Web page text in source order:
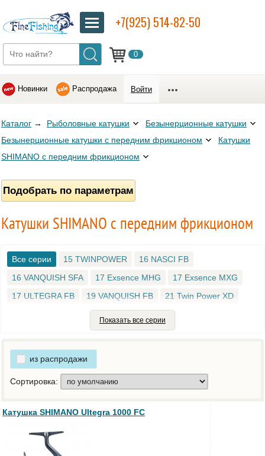
0
+7(925) 514-82-50
Новинки Распродажа Войти
Каталог → Рыболовные катушки
Безынерционные катушки
Безынерционные катушки с передним фрикционом
Катушки
SHIMANO с передним фрикционом
Подобрать по параметрам
Катушки SHIMANO с передним фрикционом
Все серии 15 TWINPOWER
16 NASCI FB
16 VANQUISH SFA
17 Exsence MHG
17 Exsence MXG
17 ULTEGRA FB
19 VANQUISH FB
21 Twin Power XD
Alivio FA ALIVIO FD
AX FB
CARDIFF CI4 Plus
Cazna FA
Exsence
NEXAVE FD
NEXAVE FE Nexave FI
SAHARA FI
STRADIC CI4 Plus FB
Показать все серии
из распродажи
Сортировка:
Катушка SHIMANO Ultegra 1000 FC